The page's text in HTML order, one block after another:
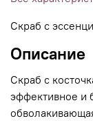
Скраб с
Описание
Скраб с
эффективное и